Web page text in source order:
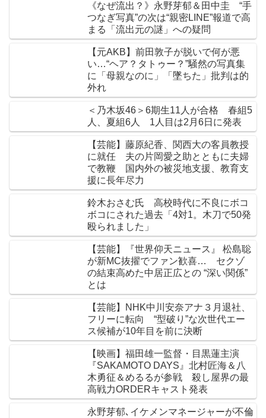
《なぜ流出？》永野芽郁＆田中圭 “手
つなぎ写真”の次は“親密LINE”報道で高
まる「流出元の謎」への疑問
【元AKB】前田敦子が脱いで何が悪
い…“ヘア？タトゥー？”騒然の写真集
に「母親なのに」「墜ちた」批判は的
外れ
＜乃木坂46＞6期生11人が合格 春組5
人、夏組6人 1人目は2月6日に発表
【芸能】藤原紀香、関西大の客員教授
に就任 夫の片岡愛之助とともに夫婦
で教鞭 国内外の被災地支援、教育支
援に長年尽力
鈴木おさむ氏 高校時代に不良にボコ
ボコにされた過去「4対1。木刀で50発
殴られました」
【芸能】『世界仰天ニュース』 松島聡
が新MC抜擢でファン歓喜… セクゾ
の結束高めた中居正広との “深い関係”
とは
【芸能】NHK中川安奈アナ３月退社、
フリーに転向 “型破り”な次世代エー
ス候補が10年目を前に決断
【映画】福田雄一監督・目黒蓮主演
『SAKAMOTO DAYS』北村匠海＆八
木勇征＆めるるが参戦 殺し屋界の最
高戦力ORDERキャスト発表
永野芽郁､イケメンマネージャーが不倫